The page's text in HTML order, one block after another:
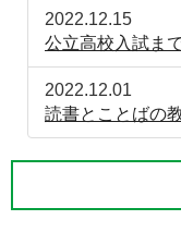
2022.12.15
公立高校入試ま
2022.12.01
読書とことばの